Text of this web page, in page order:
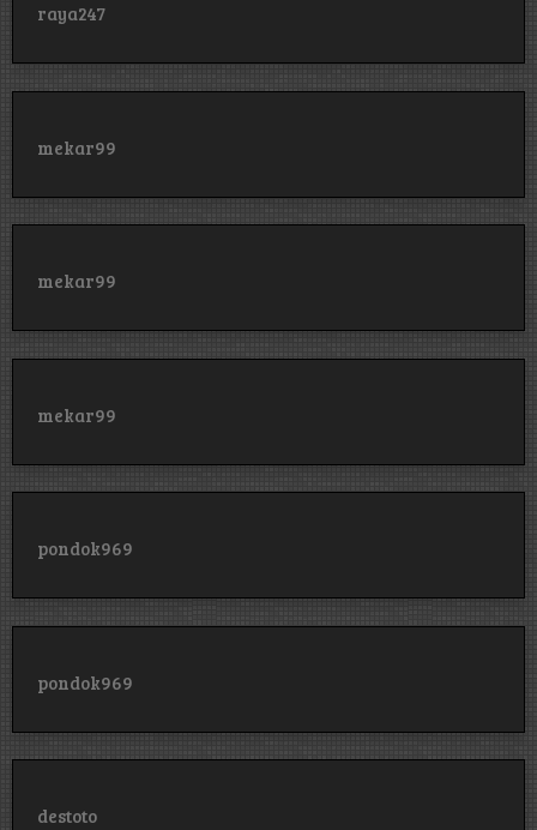
raya247
mekar99
mekar99
mekar99
pondok969
pondok969
destoto